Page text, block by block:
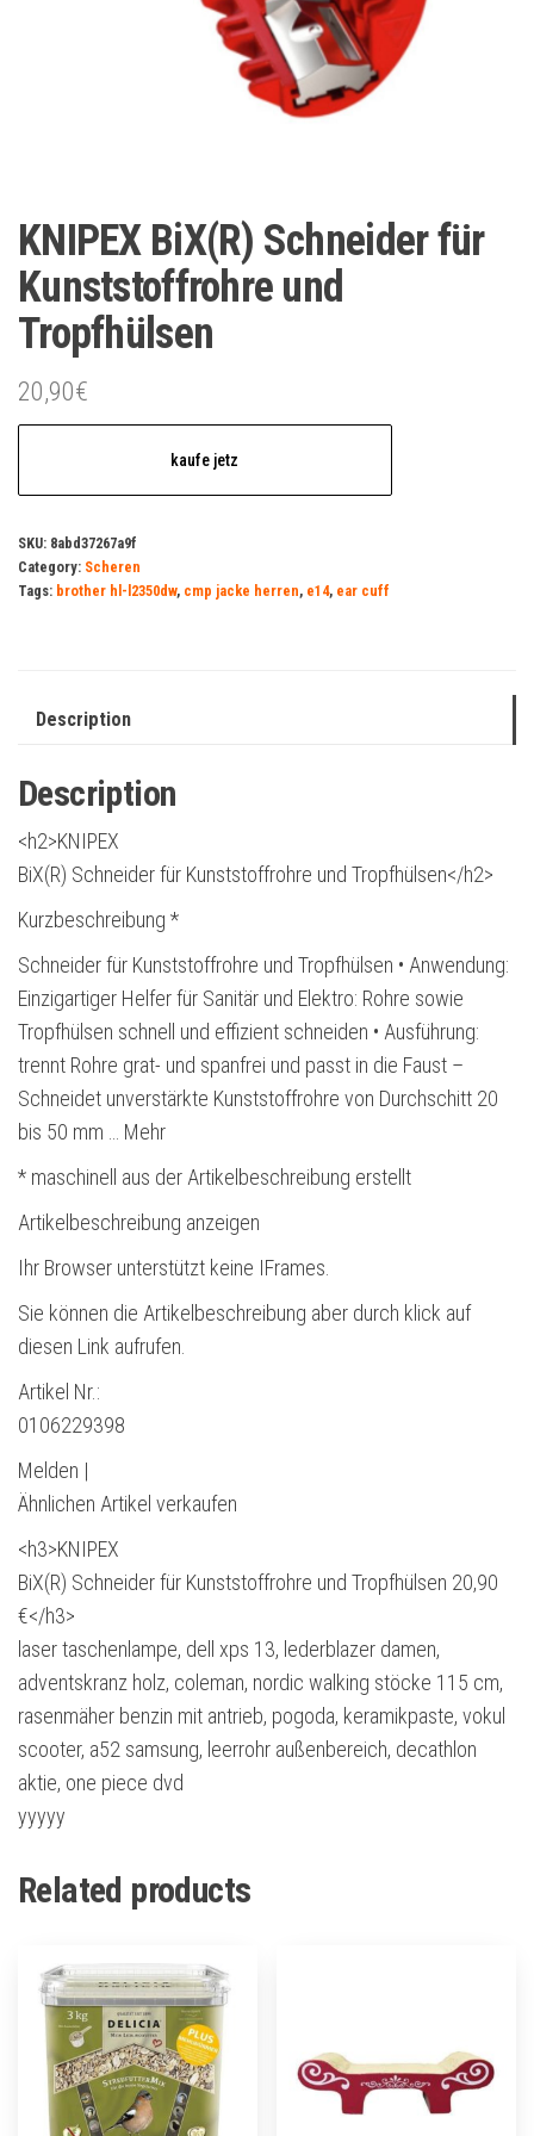
KNIPEX BiX(R) Schneider für
Kunststoffrohre und
Tropfhülsen
20,90€
kaufe jetz
SKU: 8abd37267a9f
Category: Scheren
Tags: brother hl-l2350dw, cmp jacke herren, e14, ear cuff
Description
Description
<h2>KNIPEX
BiX(R) Schneider für Kunststoffrohre und Tropfhülsen</h2>
Kurzbeschreibung *
Schneider für Kunststoffrohre und Tropfhülsen • Anwendung:
Einzigartiger Helfer für Sanitär und Elektro: Rohre sowie
Tropfhülsen schnell und effizient schneiden • Ausführung:
trennt Rohre grat- und spanfrei und passt in die Faust –
Schneidet unverstärkte Kunststoffrohre von Durchschitt 20
bis 50 mm … Mehr
* maschinell aus der Artikelbeschreibung erstellt
Artikelbeschreibung anzeigen
Ihr Browser unterstützt keine IFrames.
Sie können die Artikelbeschreibung aber durch klick auf
diesen Link aufrufen.
Artikel Nr.:
0106229398
Melden |
Ähnlichen Artikel verkaufen
<h3>KNIPEX
BiX(R) Schneider für Kunststoffrohre und Tropfhülsen 20,90
€</h3>
laser taschenlampe, dell xps 13, lederblazer damen,
adventskranz holz, coleman, nordic walking stöcke 115 cm,
rasenmäher benzin mit antrieb, pogoda, keramikpaste, vokul
scooter, a52 samsung, leerrohr außenbereich, decathlon
aktie, one piece dvd
yyyyy
Related products